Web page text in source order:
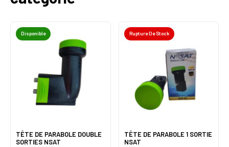
Disponible
TÊTE DE PARABOLE DOUBLE
SORTIES NSAT
Rupture De Stock
TÊTE DE PARABOLE 1 SORTIE
NSAT